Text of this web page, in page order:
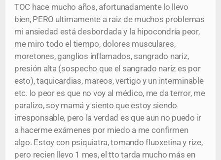
TOC hace mucho años, afortunadamente lo llevo
bien, PERO ultimamente a raiz de muchos problemas
mi ansiedad está desbordada y la hipocondría peor,
me miro todo el tiempo, dolores musculares,
moretones, ganglios inflamados, sangrado nariz,
presión alta (sospecho que el sangrado nariz es por
esto), taquicardias, mareos, vertigo y un interminable
etc. lo peor es que no voy al médico, me da terror, me
paralizo, soy mamá y siento que estoy siendo
irresponsable, pero la verdad es que aun no puedo ir
a hacerme exámenes por miedo a me confirmen
algo. Estoy con psiquiatra, tomando fluoxetina y rize,
pero recien llevo 1 mes, el tto tarda mucho más en